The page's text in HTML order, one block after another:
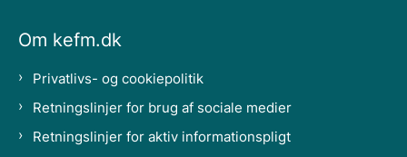
Om kefm.dk
Privatlivs- og cookiepolitik
Retningslinjer for brug af sociale medier
Retningslinjer for aktiv informationspligt